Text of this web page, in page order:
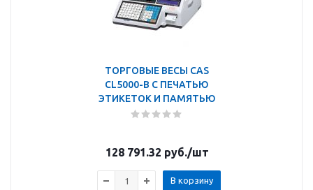
ТОРГОВЫЕ ВЕСЫ CAS
CL5000-B С ПЕЧАТЬЮ
ЭТИКЕТОК И ПАМЯТЬЮ
128 791.32 руб./шт
В корзину